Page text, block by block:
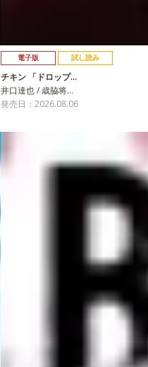
電子版 試し読み
チキン 「ドロップ…
井口達也 / 歳脇将…
発売日：2026.08.06